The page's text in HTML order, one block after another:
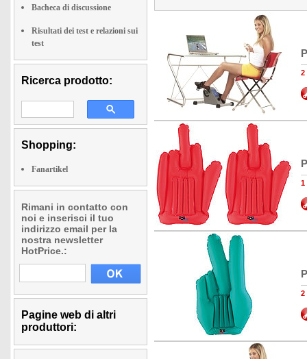
Bacheca di discussione
Risultati dei test e relazioni sui
test
Ricerca prodotto:
Shopping:
Fanartikel
Rimani in contatto con
noi e inserisci il tuo
indirizzo email per la
nostra newsletter
HotPrice.:
Pagine web di altri
produttori:
2
1
2